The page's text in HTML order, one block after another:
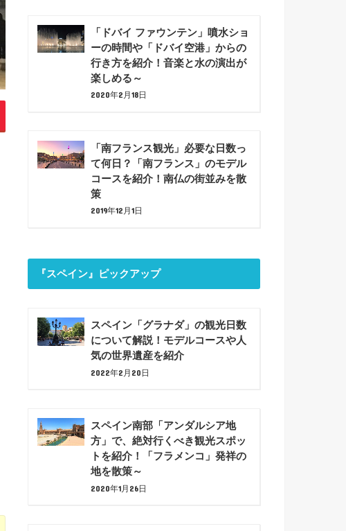
「ドバイ ファウンテン」噴水ショ
ーの時間や「ドバイ空港」からの
行き方を紹介！音楽と水の演出が
楽しめる～
2020年2月18日
「南フランス観光」必要な日数っ
て何日？「南フランス」のモデル
コースを紹介！南仏の街並みを散
策
2019年12月1日
『スペイン』ピックアップ
スペイン「グラナダ」の観光日数
について解説！モデルコースや人
気の世界遺産を紹介
2022年2月20日
スペイン南部「アンダルシア地
方」で、絶対行くべき観光スポッ
トを紹介！「フラメンコ」発祥の
地を散策～
2020年1月26日